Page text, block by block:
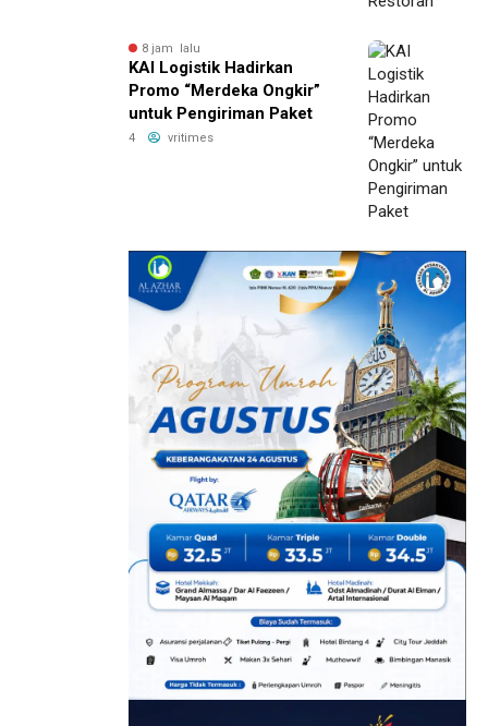
8 jam lalu
KAI Logistik Hadirkan
Promo “Merdeka Ongkir”
untuk Pengiriman Paket
4 vritimes